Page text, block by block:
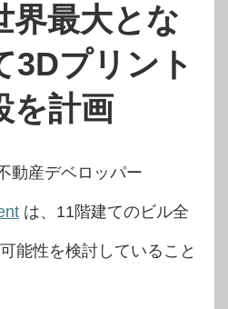
界最大とな
3Dプリント
を計画
動産デベロッパー
は、11階建てのビル全
能性を検討していること